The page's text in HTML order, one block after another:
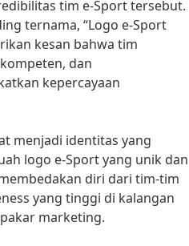
tim e-Sport tersebut.
ternama, “Logo e-Sport
kesan bahwa tim
dan
kepercayaan
menjadi identitas yang
logo e-Sport yang unik dan
diri dari tim-tim
yang tinggi di kalangan
marketing.